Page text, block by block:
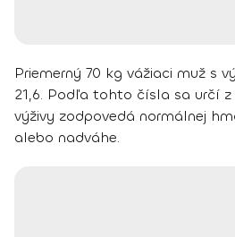
Priemerný 70 kg vážiaci muž s
21,6. Podľa tohto čísla sa určí
výživy zodpovedá normálnej
alebo nadváhe.